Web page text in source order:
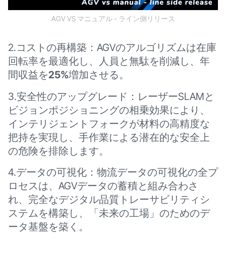
AGV VS マニュアル - ライン側リリース
2.コストの再構築：AGVのアルゴリズムは在庫
回転率を最適化し、人員と無駄を削減し、年
間収益を25%増加させる。
3.安全性のアップグレード：レーザーSLAMと
ビジョンポジショニングの相乗効果により、
インテリジェントフォークが材料の高精度な
把持を実現し、手作業による潜在的な安全上
の危険を排除します。
4.データの可視化：物流データの可視化の全プ
ロセスは、AGVデータの蓄積と組み合わさ
れ、完全なデジタル品質トレーサビリティシ
ステムを構築し、「未来の工場」のためのデ
ータ基盤を築く。